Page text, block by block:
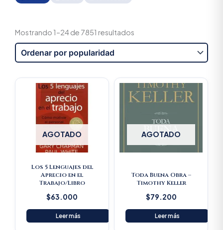
Mostrando 1–24 de 7851 resultados
AGOTADO
Los 5 Lenguajes del
Aprecio en el
Trabajo/Libro
$63.000
Leer más
AGOTADO
Toda Buena Obra –
Timothy Keller
$79.200
Leer más